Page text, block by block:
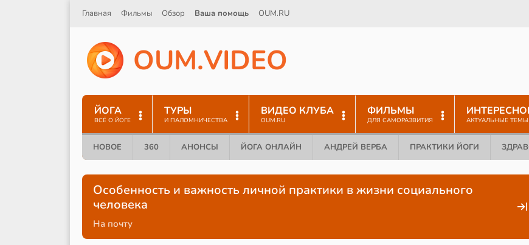
Главная Фильмы Обзор Ваша помощь OUM.RU
OUM.VIDEO
ЙОГА
ВСЁ О ЙОГЕ
ТУРЫ
И ПАЛОМНИЧЕСТВА
ВИДЕО КЛУБА
OUM.RU
ФИЛЬМЫ
ДЛЯ САМОРАЗВИТИЯ АКТУАЛЬНЫЕ ТЕМЫ
НОВОЕ 360 АНОНСЫ ЙОГА ОНЛАЙН АНДРЕЙ ВЕРБА ПРАКТИКИ ЙОГИ
Особенность и важность личной практики в жизни социального
человека
На почту